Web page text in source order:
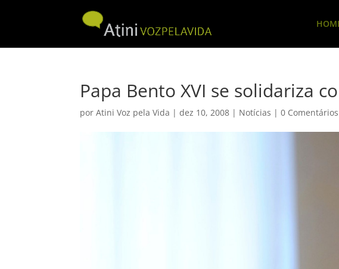
Papa Bento XVI se solidariza
porAtini Voz pela Vida |dez 10, 2008 | Notícias |0 Comentários